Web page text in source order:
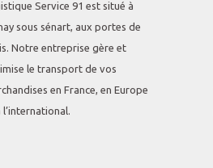
Service 91 est situé à
sous sénart, aux portes de
Notre entreprise gère et
le transport de vos
en France, en Europe
l’international.